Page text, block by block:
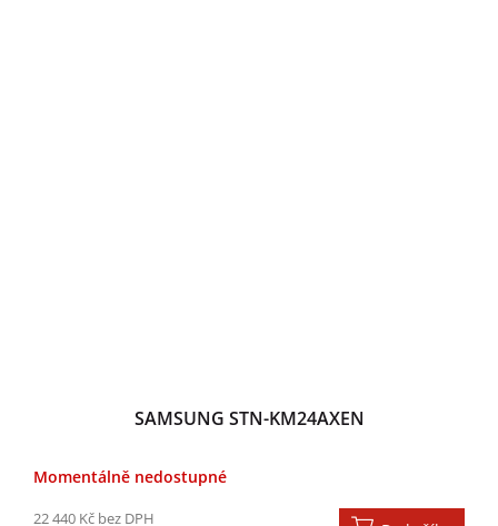
SAMSUNG STN-KM24AXEN
Momentálně nedostupné
22 440 Kč bez DPH